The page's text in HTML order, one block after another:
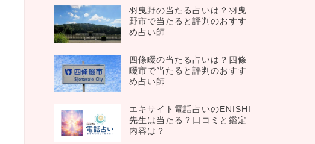
羽曳野の当たる占いは？羽曳
野市で当たると評判のおすす
め占い師
四條畷の当たる占いは？四條
畷市で当たると評判のおすす
め占い師
エキサイト電話占いのENISHI
先生は当たる？口コミと鑑定
内容は？